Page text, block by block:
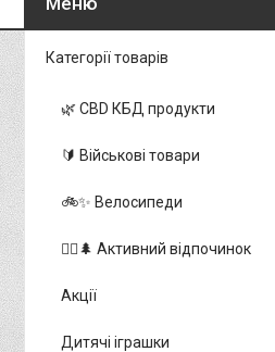
Категорії товарів
🌿 CBD КБД продукти
🔰 Військові товари
🚲✨ Велосипеди
🚵‍♂️🌲 Активний відпочинок
Акції
Дитячі іграшки